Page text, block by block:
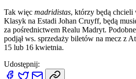
Tak więc madridistas, którzy będą chcieli
Klasyk na Estadi Johan Cruyff, będą
za pośrednictwem Realu Madryt.
podjął ws. sprzedaży biletów na mecz z
15 lub 16 kwietnia.
Udostępnij: